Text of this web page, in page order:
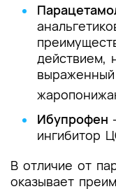
действием,
Ибупрофен
ингибитор
В отличие от
оказывает